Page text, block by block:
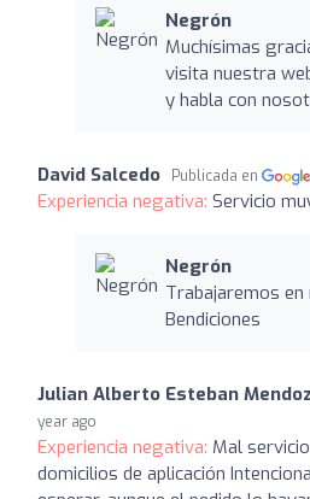
Negrón
Muchísimas
visita nuestra
y habla con
David Salcedo Publicada en
Experiencia negativa: Servicio
Negrón
Trabajaremos en
Bendiciones
Julian Alberto Esteban
year ago
Experiencia negativa: Mal
domicilios de aplicación